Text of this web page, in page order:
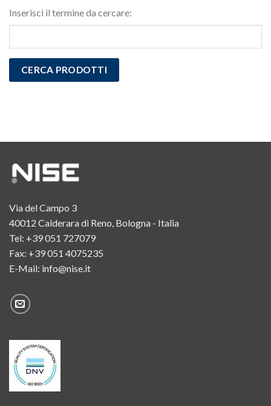
Inserisci il termine da cercare:
Via del Campo 3
40012 Calderara di Reno, Bologna - Italia
Tel: +39 051 727079
Fax: +39 051 4075235
E-Mail: info@nise.it